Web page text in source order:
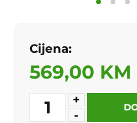
Cijena:
569,00 KM
1
+
-